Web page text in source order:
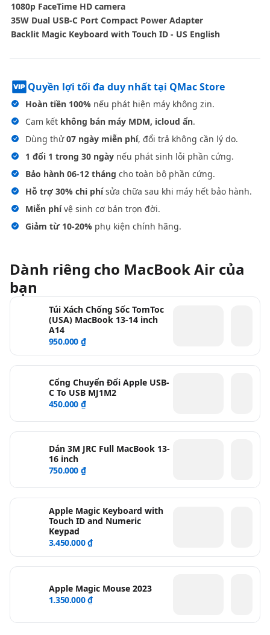
1080p FaceTime HD camera
35W Dual USB-C Port Compact Power Adapter
Backlit Magic Keyboard with Touch ID - US English
Quyền lợi tối đa duy nhất tại QMac Store
Hoàn tiền 100% nếu phát hiện máy không zin.
Cam kết không bán máy MDM, icloud ẩn.
Dùng thử07 ngày miễn phí, đổi trả không cần lý do.
1 đổi 1 trong 30 ngày nếu phát sinh lỗi phần cứng.
Bảo hành 06-12 tháng cho toàn bộ phần cứng.
Hỗ trợ 30% chi phísửa chữa sau khi máy hết bảo hành.
Miễn phívệ sinh cơ bản trọn đời.
Giảm từ 10-20% phụ kiện chính hãng.
Dành riêng cho MacBook Air của
bạn
Túi Xách Chống Sốc TomToc
(USA) MacBook 13-14 inch
A14
950.000 ₫
Cổng Chuyển Đổi Apple USB-
C To USB MJ1M2
450.000 ₫
Dán 3M JRC Full MacBook 13-
16 inch
750.000 ₫
Apple Magic Keyboard with
Touch ID and Numeric
Keypad
3.450.000 ₫
Apple Magic Mouse 2023
1.350.000 ₫